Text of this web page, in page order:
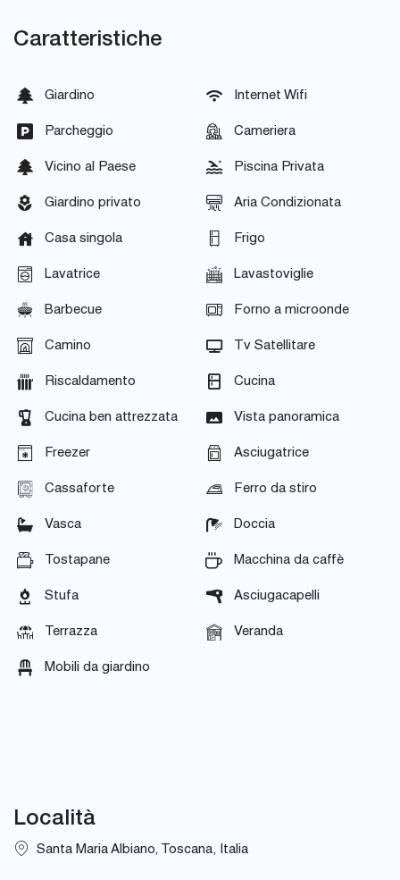
Caratteristiche
Giardino Internet Wifi
Parcheggio Cameriera
Vicino al Paese Piscina Privata
Giardino privato Aria Condizionata
Casa singola Frigo
Lavatrice Lavastoviglie
Barbecue Forno a microonde
Camino Tv Satellitare
Riscaldamento Cucina
Cucina ben attrezzata Vista panoramica
Freezer Asciugatrice
Cassaforte Ferro da stiro
Vasca Doccia
Tostapane Macchina da caffè
Stufa Asciugacapelli
Terrazza Veranda
Mobili da giardino
Località
Santa Maria Albiano, Toscana, Italia